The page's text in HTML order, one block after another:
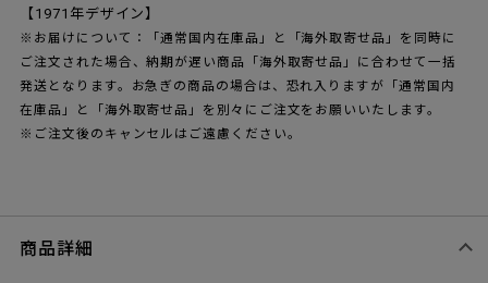
【1971年デザイン】
※お届けについて：「通常国内在庫品」と「海外取寄せ品」を同時に
ご注文された場合、納期が遅い商品「海外取寄せ品」に合わせて一括
発送となります。お急ぎの商品の場合は、恐れ入りますが「通常国内
在庫品」と「海外取寄せ品」を別々にご注文をお願いいたします。
※ご注文後のキャンセルはご遠慮ください。
商品詳細